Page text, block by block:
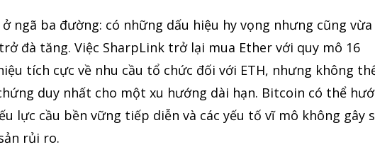
ngã ba đường: có những dấu hiệu hy vọng nhưng cũng vừa
đà tăng. Việc SharpLink trở lại mua Ether với quy mô 16
tích cực về nhu cầu tổ chức đối với ETH, nhưng không
duy nhất cho một xu hướng dài hạn. Bitcoin có thể
lực cầu bền vững tiếp diễn và các yếu tố vĩ mô không gây
rủi ro.